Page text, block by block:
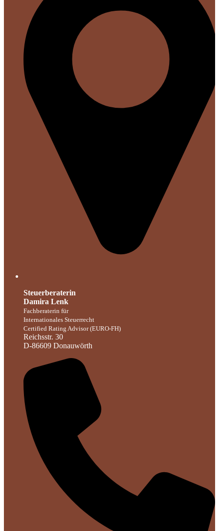
Steuerberaterin
Damira Lenk
Fachberaterin für
Internationales Steuerrecht
Certified Rating Advisor (EURO-FH)
Reichsstr. 30
D-86609 Donauwörth